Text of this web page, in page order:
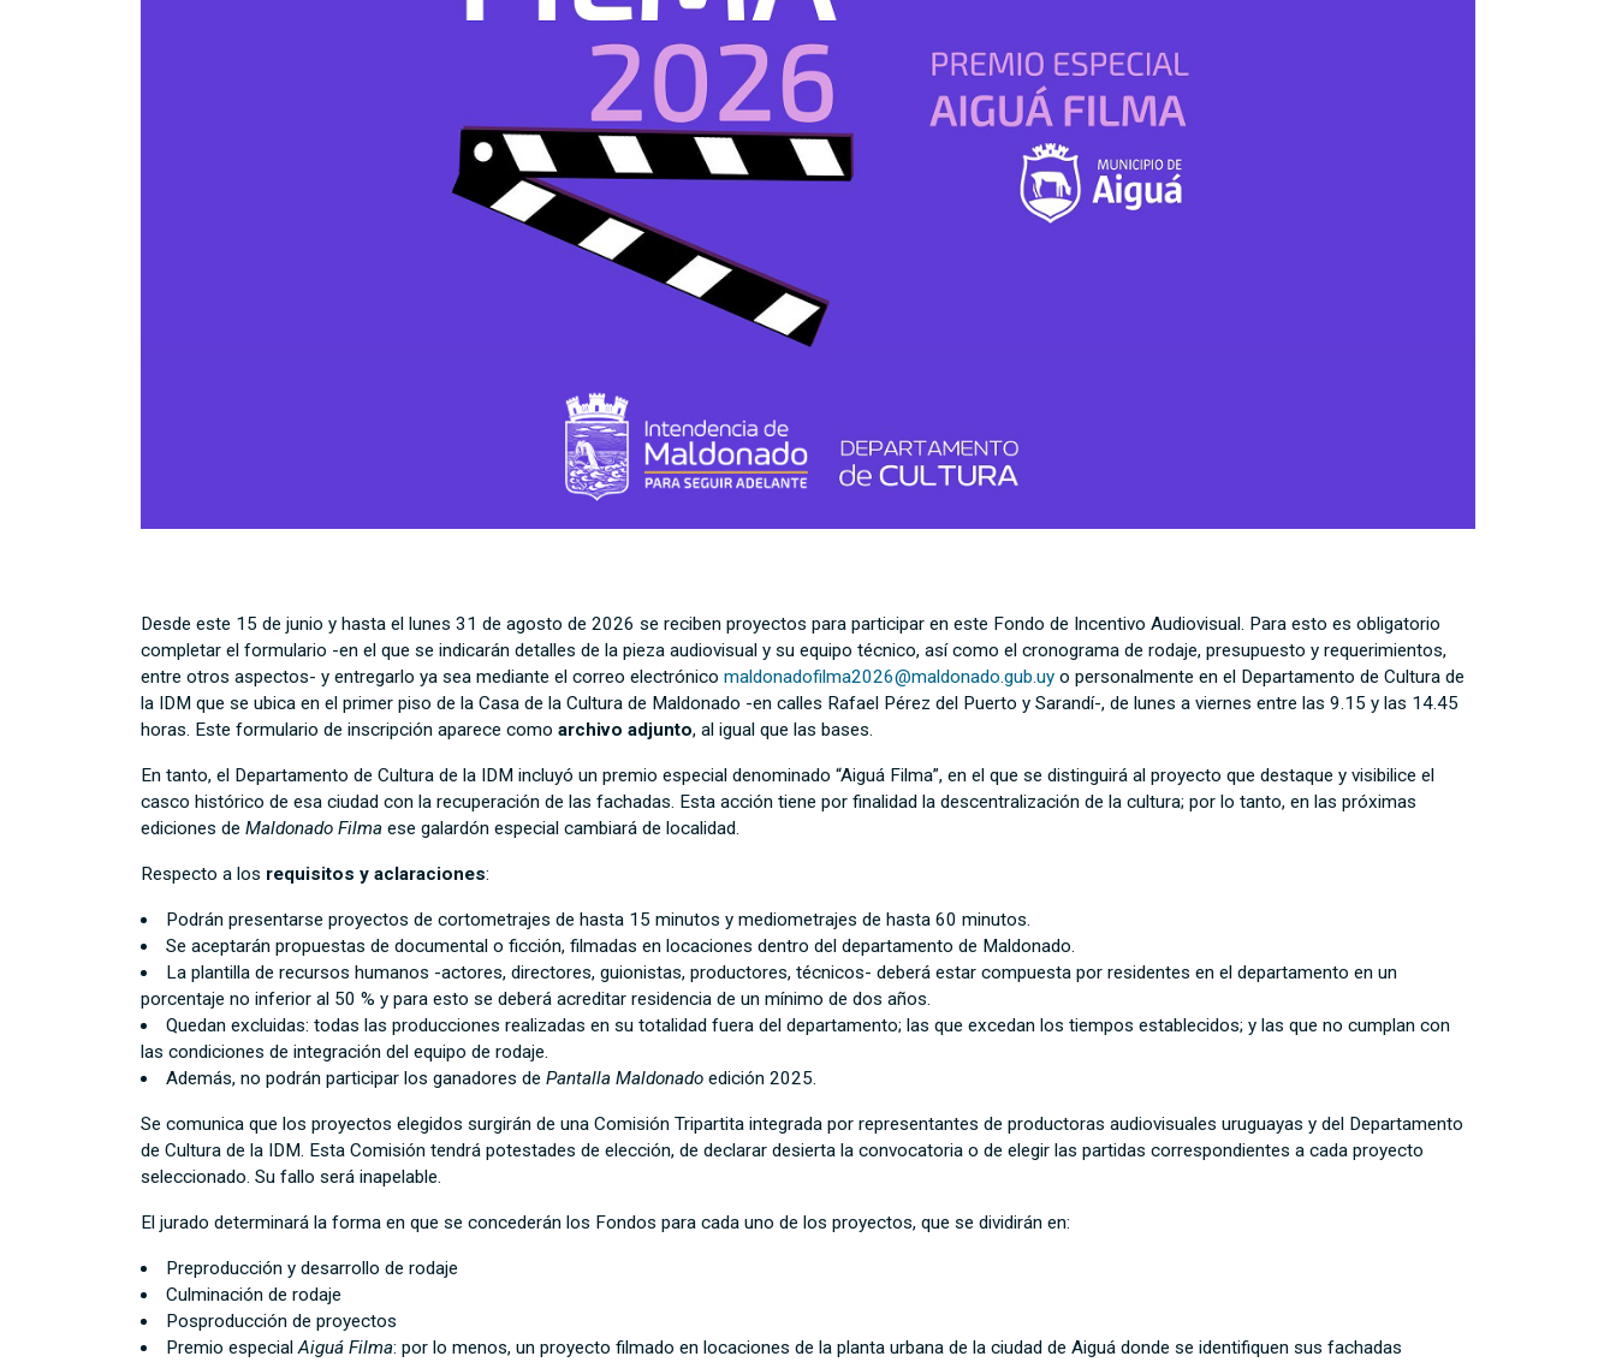
Desde este 15 de junio y hasta el lunes 31 de agosto de 2026 se reciben proyectos para participar en este Fondo de Incentivo Audiovisual. Para esto es obligatorio
completar el formulario -en el que se indicarán detalles de la pieza audiovisual y su equipo técnico, así como el cronograma de rodaje, presupuesto y requerimientos,
entre otros aspectos- y entregarlo ya sea mediante el correo electrónico maldonadofilma2026@maldonado.gub.uy o personalmente en el Departamento de Cultura de
la IDM que se ubica en el primer piso de la Casa de la Cultura de Maldonado -en calles Rafael Pérez del Puerto y Sarandí-, de lunes a viernes entre las 9.15 y las 14.45
horas. Este formulario de inscripción aparece como archivo adjunto, al igual que las bases.
En tanto, el Departamento de Cultura de la IDM incluyó un premio especial denominado “Aiguá Filma”, en el que se distinguirá al proyecto que destaque y visibilice el
casco histórico de esa ciudad con la recuperación de las fachadas. Esta acción tiene por finalidad la descentralización de la cultura; por lo tanto, en las próximas
ediciones de Maldonado Filma ese galardón especial cambiará de localidad.
Respecto a los requisitos y aclaraciones:
Podrán presentarse proyectos de cortometrajes de hasta 15 minutos y mediometrajes de hasta 60 minutos.
Se aceptarán propuestas de documental o ficción, filmadas en locaciones dentro del departamento de Maldonado.
La plantilla de recursos humanos -actores, directores, guionistas, productores, técnicos- deberá estar compuesta por residentes en el departamento en un
porcentaje no inferior al 50 % y para esto se deberá acreditar residencia de un mínimo de dos años.
Quedan excluidas: todas las producciones realizadas en su totalidad fuera del departamento; las que excedan los tiempos establecidos; y las que no cumplan con
las condiciones de integración del equipo de rodaje.
Además, no podrán participar los ganadores de Pantalla Maldonado edición 2025.
Se comunica que los proyectos elegidos surgirán de una Comisión Tripartita integrada por representantes de productoras audiovisuales uruguayas y del Departamento
de Cultura de la IDM. Esta Comisión tendrá potestades de elección, de declarar desierta la convocatoria o de elegir las partidas correspondientes a cada proyecto
seleccionado. Su fallo será inapelable.
El jurado determinará la forma en que se concederán los Fondos para cada uno de los proyectos, que se dividirán en:
Preproducción y desarrollo de rodaje
Culminación de rodaje
Posproducción de proyectos
Premio especialAiguá Filma: por lo menos, un proyecto filmado en locaciones de la planta urbana de la ciudad de Aiguá donde se identifiquen sus fachadas